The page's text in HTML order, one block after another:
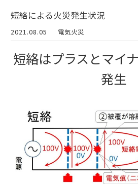
短絡による火災発生状況
2021.08.05 電気火災
短絡はプラスとマイ
発生